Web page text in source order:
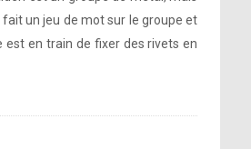
un jeu de mot sur le groupe et
est en train de fixer des rivets en